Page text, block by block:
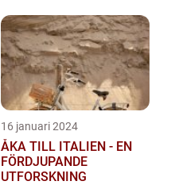
16 januari 2024
ÅKA TILL ITALIEN - EN
FÖRDJUPANDE
UTFORSKNING